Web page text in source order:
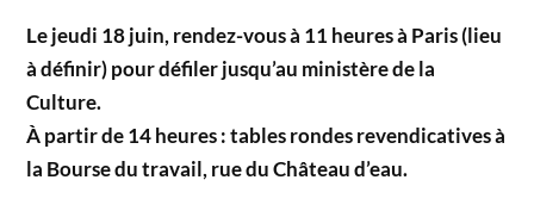
Le jeudi 18 juin, rendez-vous à 11 heures à Paris(lieu
à définir) pour défiler jusqu’au ministère de la
Culture.
À partir de 14 heures : tables rondes revendicatives à
la Bourse du travail, rue du Château d’eau.